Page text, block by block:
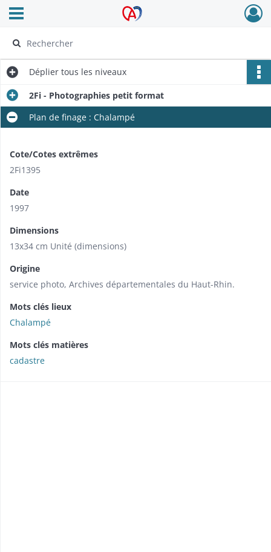
Archives Alsace - Colmar
Ouvrir le menu déroulant
Déplier tous les niveaux
2Fi - Photographies petit format
Plan de finage : Chalampé
Cote/Cotes extrêmes
2Fi1395
Date
1997
Dimensions
13x34 cm Unité (dimensions)
Origine
service photo, Archives départementales du Haut-Rhin.
Mots clés lieux
Chalampé
Mots clés matières
cadastre